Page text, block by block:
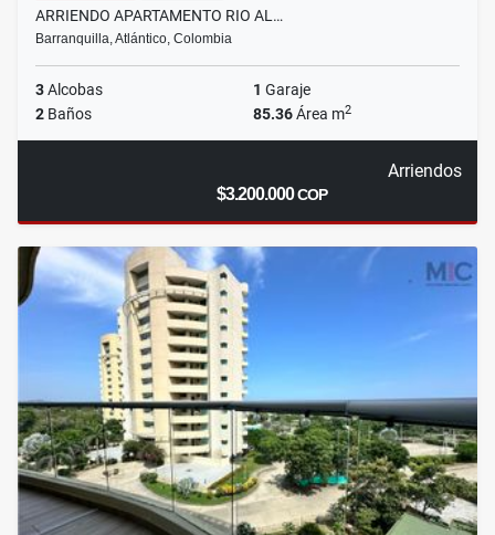
ARRIENDO APARTAMENTO RIO AL…
Barranquilla, Atlántico, Colombia
3Alcobas 1 Garaje
2 Baños 85.36Área m2
Arriendos
$3.200.000COP